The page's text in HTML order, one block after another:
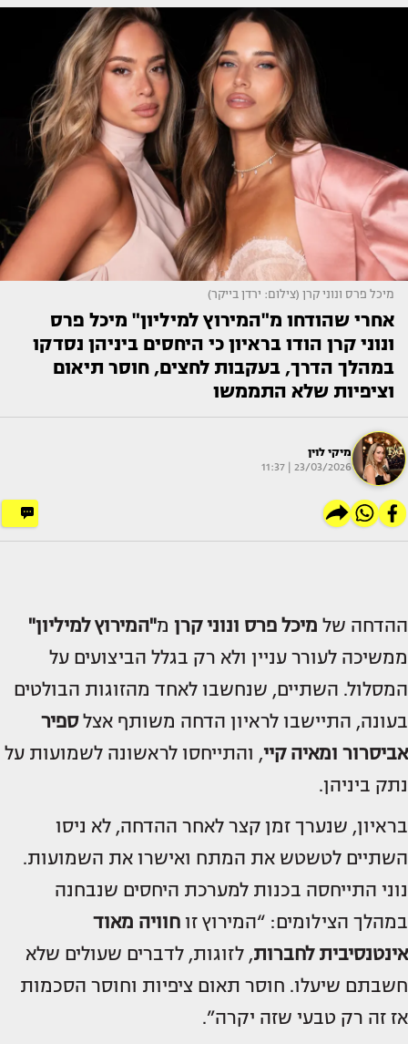
מיכל פרס ונוני קרן (צילום: ירדן בייקר)
אחרי שהודחו מ"המירוץ למיליון" מיכל פרס
ונוני קרן הודו בראיון כי היחסים ביניהן נסדקו
במהלך הדרך, בעקבות לחצים, חוסר תיאום
וציפיות שלא התממשו
מיקי לוין
23/03/2026 | 11:37
ההדחה של מיכל פרס ונוני קרן מ"המירוץ למיליון"
ממשיכה לעורר עניין ולא רק בגלל הביצועים על
המסלול. השתיים, שנחשבו לאחד מהזוגות הבולטים
בעונה, התיישבו לראיון הדחה משותף אצלספיר
אביסרור ומאיה קיי, והתייחסו לראשונה לשמועות על
נתק ביניהן.
בראיון, שנערך זמן קצר לאחר ההדחה, לא ניסו
השתיים לטשטש את המתח ואישרו את השמועות.
נוני התייחסה בכנות למערכת היחסים שנבחנה
במהלך הצילומים: “המירוץ זו חוויה מאוד
אינטנסיבית לחברות, לזוגות, לדברים שעולים שלא
חשבתם שיעלו. חוסר תאום ציפיות וחוסר הסכמות
אז זה רק טבעי שזה יקרה”.